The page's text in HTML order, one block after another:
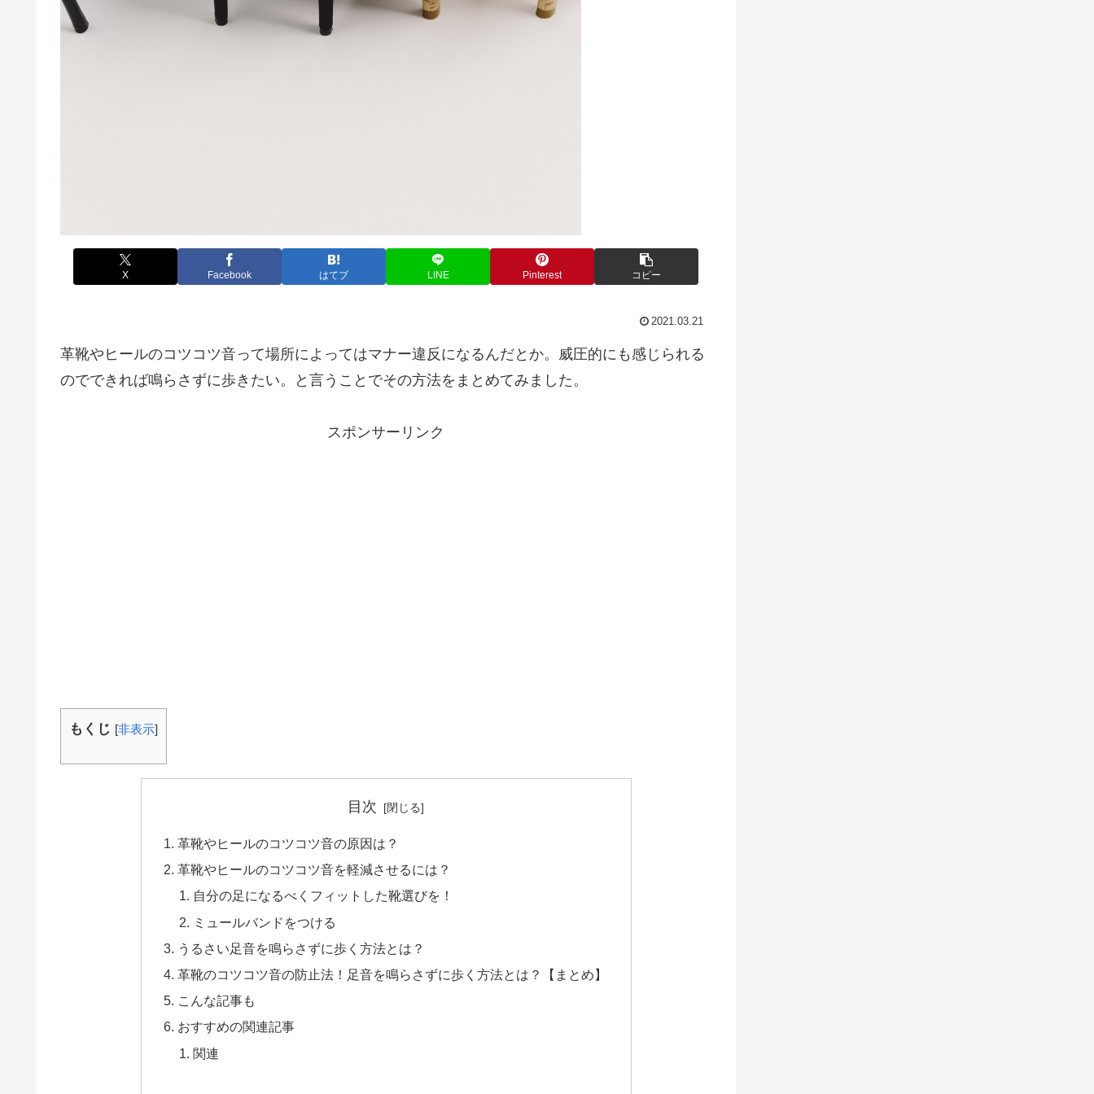
X Facebook はてブ LINE Pinterest コピー
2021.03.21
革靴やヒールのコツコツ音って場所によってはマナー違反になるんだとか。威圧的にも感じられる
のでできれば鳴らさずに歩きたい。と言うことでその方法をまとめてみました。
スポンサーリンク
もくじ [非表示]
目次
革靴やヒールのコツコツ音の原因は？
革靴やヒールのコツコツ音を軽減させるには？
自分の足になるべくフィットした靴選びを！
ミュールバンドをつける
うるさい足音を鳴らさずに歩く方法とは？
革靴のコツコツ音の防止法！足音を鳴らさずに歩く方法とは？【まとめ】
こんな記事も
おすすめの関連記事
関連